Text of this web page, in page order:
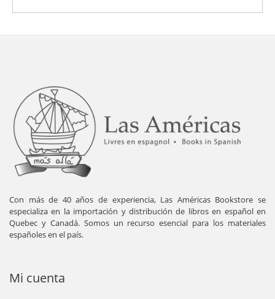
Con más de 40 años de experiencia, Las Américas Bookstore se
especializa en la importación y distribución de libros en español en
Quebec y Canadá. Somos un recurso esencial para los materiales
españoles en el país.
Mi cuenta